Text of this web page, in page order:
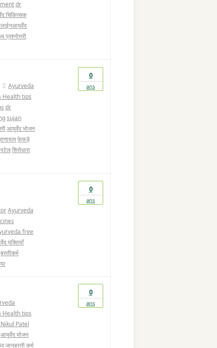
dr
चिकित्सक
प्रश्नोत्तरी
0
ans
Ayurveda
Health tips
dr
sujan
आयुर्वेद भोजन
फेफड़े
पटेलशिरोधारा
0
ans
Ayurveda
free
युक्तियाँ
बस्तीकर्म
0
ans
Health tips
Nikul Patel
आयुर्वेद भोजन
जानुबस्ती कर्म